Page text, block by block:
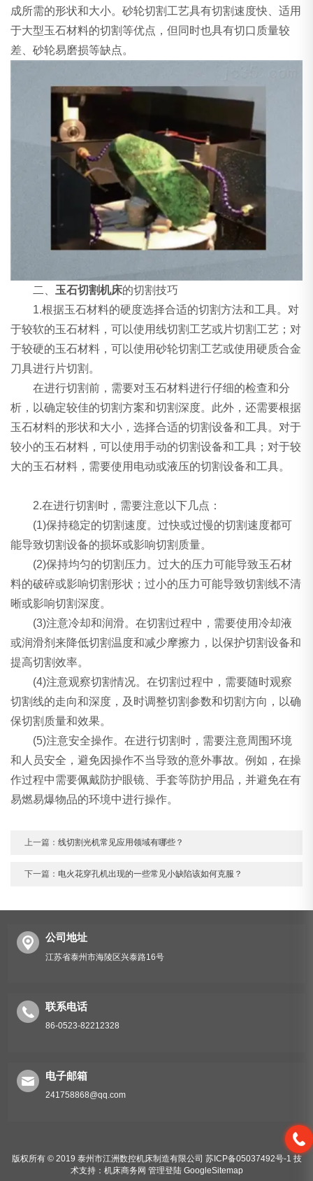
成所需的形状和大小。砂轮切割工艺具有切割速度快、适用
于大型玉石材料的切割等优点，但同时也具有切口质量较
差、砂轮易磨损等缺点。
二、 玉石切割机床的切割技巧
1.根据玉石材料的硬度选择合适的切割方法和工具。对
于较软的玉石材料，可以使用线切割工艺或片切割工艺；对
于较硬的玉石材料，可以使用砂轮切割工艺或使用硬质合金
刀具进行片切割。
在进行切割前，需要对玉石材料进行仔细的检查和分
析，以确定较佳的切割方案和切割深度。此外，还需要根据
玉石材料的形状和大小，选择合适的切割设备和工具。对于
较小的玉石材料，可以使用手动的切割设备和工具；对于较
大的玉石材料，需要使用电动或液压的切割设备和工具。
2.在进行切割时，需要注意以下几点：
(1)保持稳定的切割速度。过快或过慢的切割速度都可
能导致切割设备的损坏或影响切割质量。
(2)保持均匀的切割压力。过大的压力可能导致玉石材
料的破碎或影响切割形状；过小的压力可能导致切割线不清
晰或影响切割深度。
(3)注意冷却和润滑。在切割过程中，需要使用冷却液
或润滑剂来降低切割温度和减少摩擦力，以保护切割设备和
提高切割效率。
(4)注意观察切割情况。在切割过程中，需要随时观察
切割线的走向和深度，及时调整切割参数和切割方向，以确
保切割质量和效果。
(5)注意安全操作。在进行切割时，需要注意周围环境
和人员安全，避免因操作不当导致的意外事故。例如，在操
作过程中需要佩戴防护眼镜、手套等防护用品，并避免在有
易燃易爆物品的环境中进行操作。
上一篇：线切割光机常见应用领域有哪些？
下一篇： 电火花穿孔机出现的一些常见小缺陷该如何克服？
公司地址
江苏省泰州市海陵区兴泰路16号
联系电话
86-0523-82212328
电子邮箱
241758868@qq.com
版权所有 © 2019 泰州市江洲数控机床制造有限公司 苏ICP备05037492号-1 技
术支持： 机床商务网 管理登陆 GoogleSitemap